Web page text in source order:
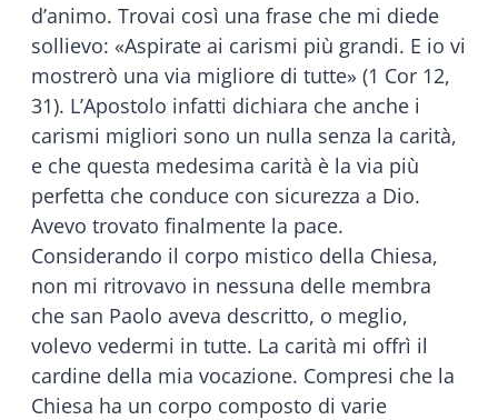
d’animo. Trovai così una frase che mi diede
sollievo: «Aspirate ai carismi più grandi. E io vi
mostrerò una via migliore di tutte» (1 Cor 12,
31). L’Apostolo infatti dichiara che anche i
carismi migliori sono un nulla senza la carità,
e che questa medesima carità è la via più
perfetta che conduce con sicurezza a Dio.
Avevo trovato finalmente la pace.
Considerando il corpo mistico della Chiesa,
non mi ritrovavo in nessuna delle membra
che san Paolo aveva descritto, o meglio,
volevo vedermi in tutte. La carità mi offrì il
cardine della mia vocazione. Compresi che la
Chiesa ha un corpo composto di varie